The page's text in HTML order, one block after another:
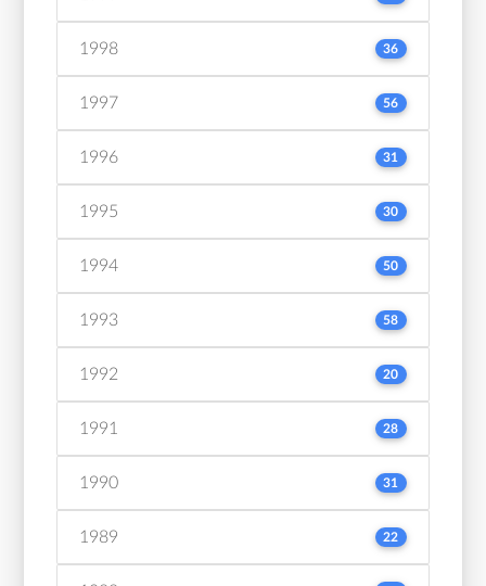
1998 36
1997 56
1996 31
1995 30
1994 50
1993 58
1992 20
1991 28
1990 31
1989 22